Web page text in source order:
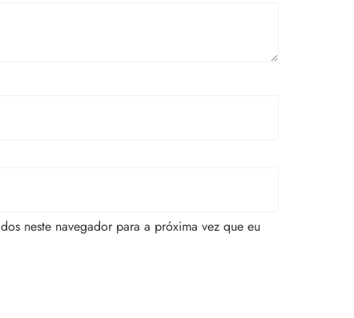
neste navegador para a próxima vez que eu